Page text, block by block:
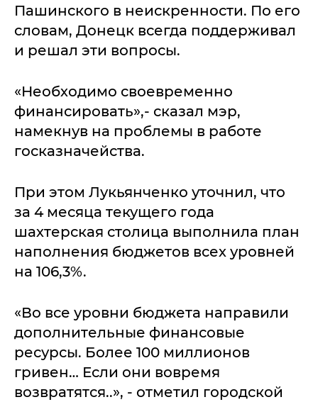
Пашинского в неискренности. По его
словам, Донецк всегда поддерживал
и решал эти вопросы.
«Необходимо своевременно
финансировать»,- сказал мэр,
намекнув на проблемы в работе
госказначейства.
При этом Лукьянченко уточнил, что
за 4 месяца текущего года
шахтерская столица выполнила план
наполнения бюджетов всех уровней
на 106,3%.
«Во все уровни бюджета направили
дополнительные финансовые
ресурсы. Более 100 миллионов
гривен… Если они вовремя
возвратятся..», - отметил городской